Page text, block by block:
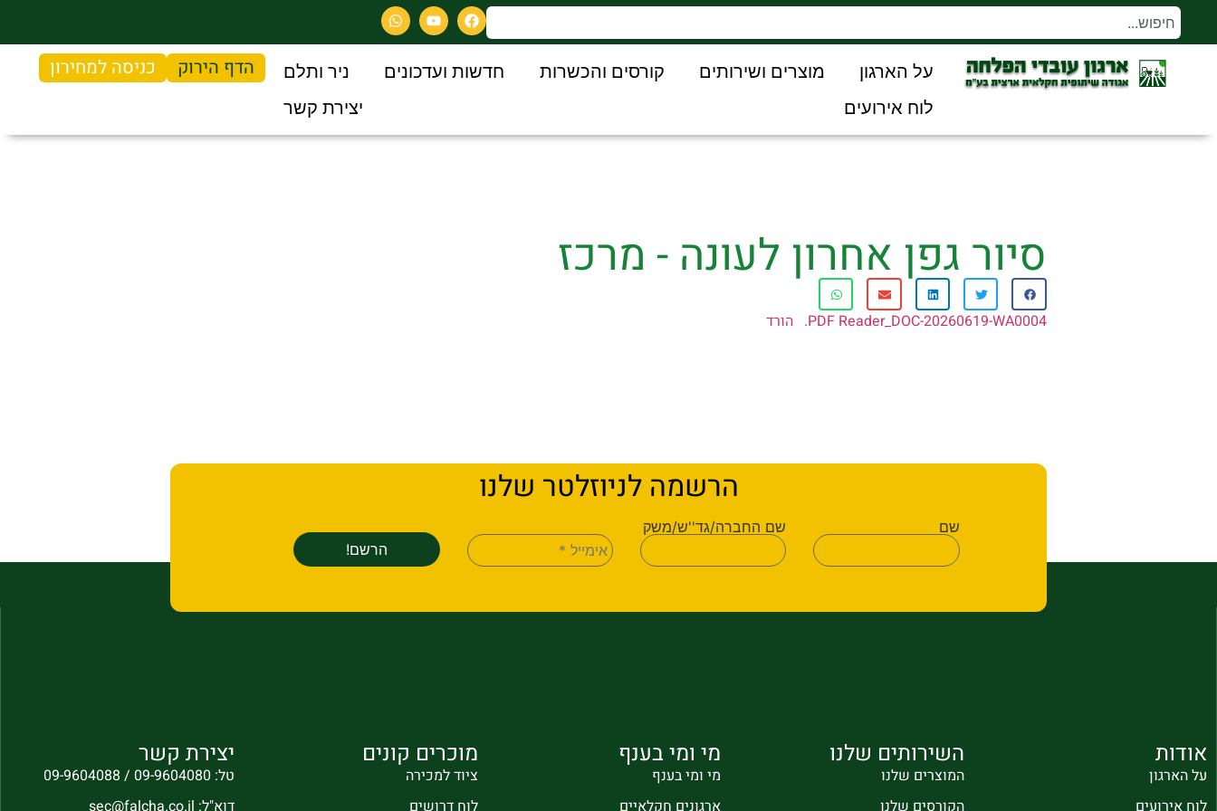
על הארגון מוצרים ושירותים קורסים והכשרות חדשות ועדכונים
ניר ותלם
לוח אירועים
יצירת קשר
הדף הירוק כניסה למחירון
סיור גפן אחרון לעונה - מרכז
PDF Reader_DOC-20260619-WA0004. הורד
הרשמה לניוזלטר שלנו
שם שם החברה/גד''ש/משק
אודות
על הארגון
לוח אירועים
השירותים שלנו
המוצרים שלנו
הקורסים שלנו
מי ומי בענף
מי ומי בענף
ארגונים חקלאיים
מוכרים קונים
ציוד למכירה
לוח דרושים
יצירת קשר
טל: 09-9604080 / 09-9604088
דוא"ל: sec@falcha.co.il